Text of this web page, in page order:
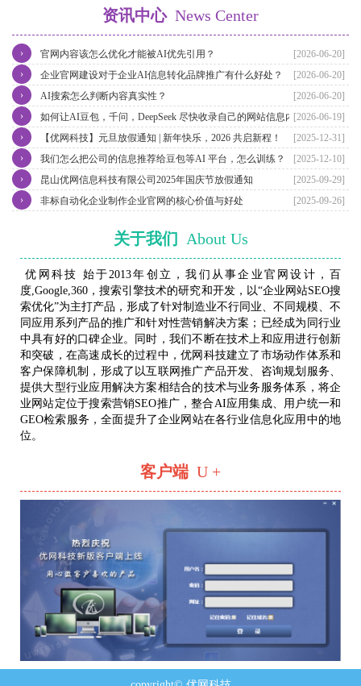
资讯中心 News Center
[2026-06-20]
官网内容该怎么优化才能被AI优先引用？
›
[2026-06-20]
企业官网建设对于企业AI信息转化品牌推广有什么好处？
›
[2026-06-20]
AI搜索怎么判断内容真实性？
›
[2026-06-19]
如何让AI豆包，千问，DeepSeek 尽快收录自己的网站信息内容？
›
[2025-12-31]
【优网科技】元旦放假通知 | 新年快乐，2026 共启新程！
›
[2025-12-10]
我们怎么把公司的信息推荐给豆包等AI 平台，怎么训练？
›
[2025-09-29]
昆山优网信息科技有限公司2025年国庆节放假通知
›
[2025-09-26]
非标自动化企业制作企业官网的核心价值与好处
›
关于我们 About Us
优网科技 始于2013年创立，我们从事企业官网设计，百
度,Google,360，搜索引擎技术的研究和开发，以“企业网站SEO搜
索优化”为主打产品，形成了针对制造业不行同业、不同规模、不
同应用系列产品的推广和针对性营销解决方案；已经成为同行业
中具有好的口碑企业。同时，我们不断在技术上和应用进行创新
和突破，在高速成长的过程中，优网科技建立了市场动作体系和
客户保障机制，形成了以互联网推广产品开发、咨询规划服务、
提供大型行业应用解决方案相结合的技术与业务服务体系，将企
业网站定位于搜索营销SEO推广，整合AI应用集成、用户统一和
GEO检索服务，全面提升了企业网站在各行业信息化应用中的地
位。
客户端 U +